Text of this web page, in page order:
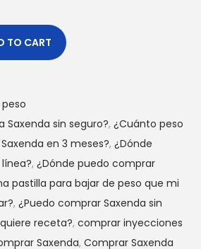
TO CART
Saxenda sin seguro?, ¿Cuánto peso
en 3 meses?, ¿Dónde
, ¿Dónde puedo comprar
pastilla para bajar de peso que mi
, ¿Puedo comprar Saxenda sin
receta?, comprar inyecciones
Saxenda, Comprar Saxenda